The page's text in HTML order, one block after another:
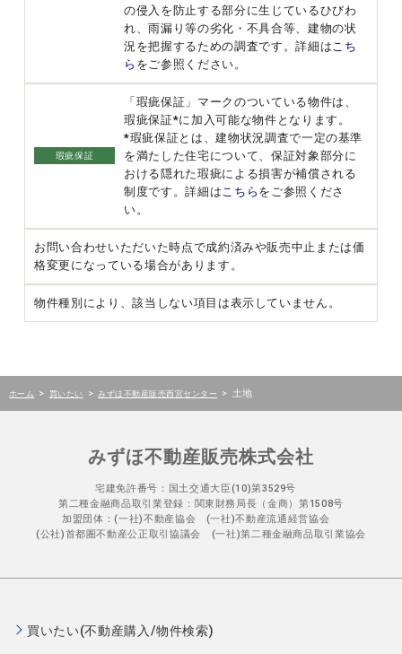
の侵入を防止する部分に生じているひびわ
れ、雨漏り等の劣化・不具合等、建物の状
況を把握するための調査です。詳細は こち
ら をご参照ください。
瑕疵保証
「瑕疵保証」マークのついている物件は、
瑕疵保証*に加入可能な物件となります。
*瑕疵保証とは、建物状況調査で一定の基準
を満たした住宅について、保証対象部分に
おける隠れた瑕疵による損害が補償される
制度です。詳細は こちら をご参照くださ
い。
お問い合わせいただいた時点で成約済みや販売中止または価
格変更になっている場合があります。
物件種別により、該当しない項目は表示していません。
ホーム > 買いたい > みずほ不動産販売西宮センター > 土地
みずほ不動産販売株式会社
宅建免許番号：国土交通大臣(10)第3529号
第二種金融商品取引業登録：関東財務局長（金商）第1508号
加盟団体：(一社)不動産協会 (一社)不動産流通経営協会
(公社)首都圏不動産公正取引協議会 (一社)第二種金融商品取引業協会
買いたい(不動産購入/物件検索)